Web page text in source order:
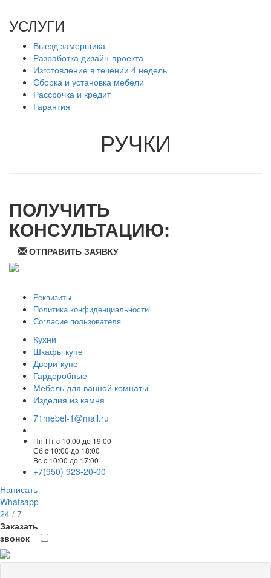
УСЛУГИ
Выезд замерщика
Разработка дизайн-проекта
Изготовление в течении 4 недель
Сборка и установка мебели
Рассрочка и кредит
Гарантия
РУЧКИ
ПОЛУЧИТЬ
КОНСУЛЬТАЦИЮ:
ОТПРАВИТЬ ЗАЯВКУ
Реквизиты
Политика конфиденциальности
Согласие пользователя
Кухни
Шкафы купе
Двери-купе
Гардеробные
Мебель для ванной комнаты
Изделия из камня
71mebel-1@mail.ru
Пн-Пт c 10:00 до 19:00
Сб c 10:00 до 18:00
Вс c 10:00 до 17:00
+7(950) 923-20-00
Написать
Whatsapp
24 / 7
Заказать
звонок